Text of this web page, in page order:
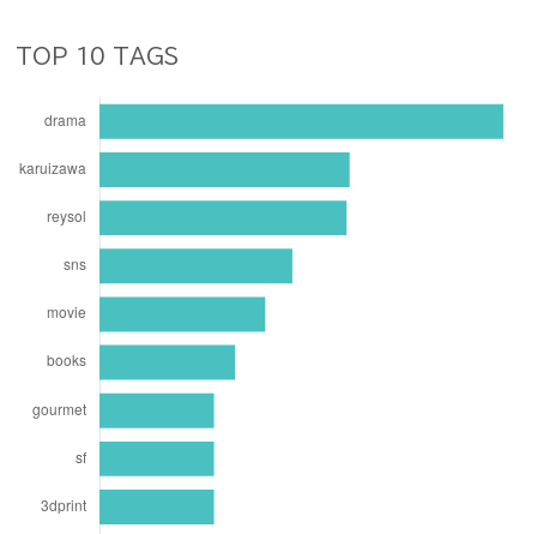
TOP 10 TAGS